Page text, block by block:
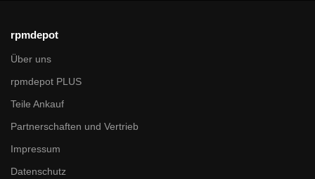
rpmdepot
Über uns
rpmdepot PLUS
Teile Ankauf
Partnerschaften und Vertrieb
Impressum
Datenschutz